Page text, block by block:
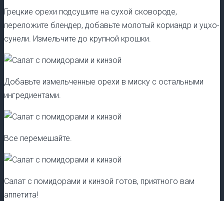
Грецкие орехи подсушите на сухой сковороде,
переложите блендер, добавьте молотый кориандр и уцхо-
сунели. Измельчите до крупной крошки.
Добавьте измельченные орехи в миску с остальными
ингредиентами.
Все перемешайте.
Салат с помидорами и кинзой готов, приятного вам
аппетита!